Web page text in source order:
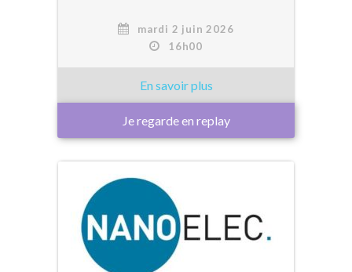
mardi 2 juin 2026
16h00
Je regarde en replay